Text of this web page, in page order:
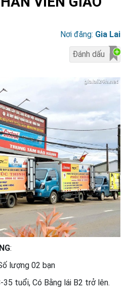
Nơi đăng: Gia Lai
:
lượng 02 bạn
tuổi, Có Bằng lái B2 trở lên.